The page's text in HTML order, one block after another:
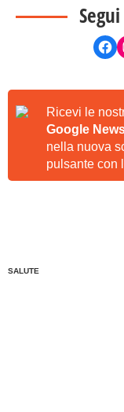
Ricevi le
Google
nella nuova
pulsante con
SALUTE